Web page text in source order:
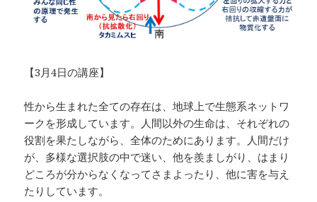
【3月4日の講座】
性から生まれた全ての存在は、地球上で生態系ネットワ
ークを形成しています。人間以外の生命は、それぞれの
役割を果たしながら、全体のためにあります。人間だけ
が、多様な選択肢の中で迷い、他を羨ましがり、はまり
どころが分からなくなってさまよったり、他に害を与え
たりしています。